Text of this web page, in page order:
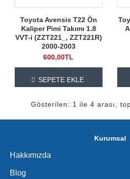
Toyota Avensis T22 Ön
Kaliper Pimi Takımı 1.8
VVT-i (ZZT221_, ZZT221R)
2000-2003
600,00TL
SEPETE EKLE
Gösterilen: 1 ile 4 arası,
Kurumsal
Hakkımızda
Blog